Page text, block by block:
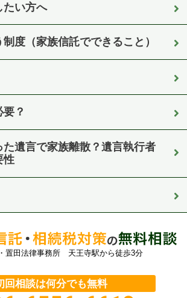
たい方へ
度（家族信託でできること）
？
遺言で家族離散？遺言執行者
性
置田法律事務所 天王寺駅から徒歩3分
回相談は何分でも無料